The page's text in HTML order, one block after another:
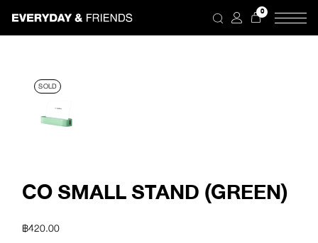
the
0
SOLD
CO SMALL STAND (GREEN)
฿420.00